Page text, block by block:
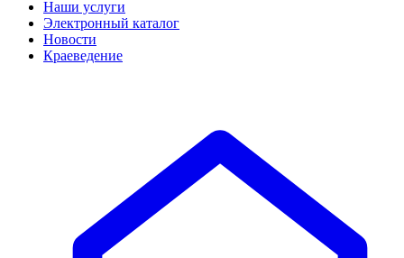
Наши услуги
Электронный каталог
Новости
Краеведение